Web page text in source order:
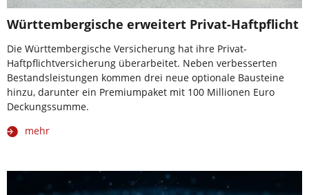
Württembergische erweitert Privat-Haftpflicht
Die Württembergische Versicherung hat ihre Privat-
Haftpflichtversicherung überarbeitet. Neben verbesserten
Bestandsleistungen kommen drei neue optionale Bausteine
hinzu, darunter ein Premiumpaket mit 100 Millionen Euro
Deckungssumme.
mehr